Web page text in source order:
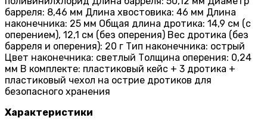
барреля: 8,46 мм Длина хвостовика: 46 мм Длина
наконечника: 25 мм Общая длина дротика: 14,9 см (с
оперением), 12,1 см (без оперения) Вес дротика (без
барреля и оперения): 20 г Тип наконечника: острый
Цвет наконечника: светлый Толщина оперения: 0,24
мм В комплекте: пластиковый кейс + 3 дротика +
пластиковый чехол на острие дротиков для
безопасного хранения
Характеристики